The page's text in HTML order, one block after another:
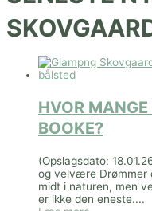
HVOR
BOOKE?
(Opslagsdato:
og velvære Drømmer
midt i naturen, men
er ikke den eneste....